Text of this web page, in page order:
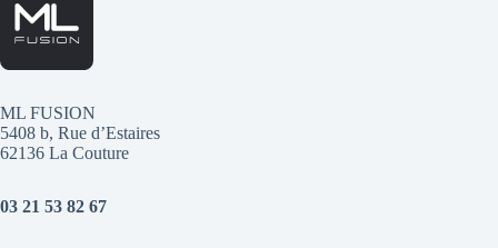
ML FUSION
5408 b, Rue d’Estaires
62136 La Couture
03 21 53 82 67